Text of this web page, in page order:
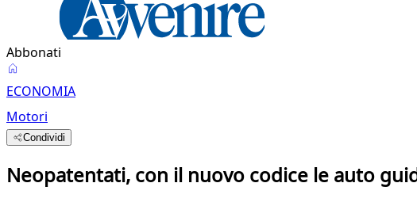
Abbonati
ECONOMIA
Motori
Condividi
Neopatentati, con il nuovo codice le auto